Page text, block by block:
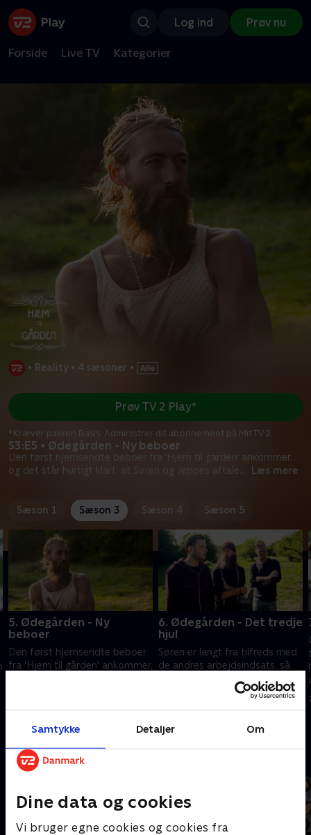
Samtykke Detaljer Om
Dine data og cookies
Vi bruger egne cookies og cookies fra
Log ind Prøv nu
Forside Live TV Kategorier
• Reality • 4 sæsoner •
S3:E5 • Ødegården - Ny beboer
Den først hjemsendte beboer fra 'Hjem til gården' ankommer,
og det står hurtigt klart, at Søren og Jeppes aftale
Læs mere
Prøv TV 2 Play*
*Kræver pakken Basis. Administrer dit abonnement på Mit TV 2.
Sæson 1 Sæson 3 Sæson 4 Sæson 5
5. Ødegården - Ny
beboer
Den først hjemsendte beboer
fra 'Hjem til gården' ankommer,
31. december 2024 • 9 min
6. Ødegården - Det tredje
hjul
Søren er langt fra tilfreds med
de andres arbejdsindsats, så
konfrontation er uundgåelig!
24. marts 2019 • 10 min
Andre så også